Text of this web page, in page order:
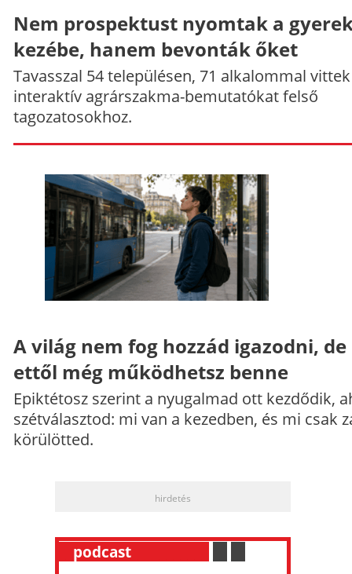
Nem prospektust nyomtak a
kezébe, hanem bevonták őket
Tavasszal 54 településen, 71 alkalommal vittek
interaktív agrárszakma-bemutatókat felső
tagozatosokhoz.
A világ nem fog hozzád igazodni, de
ettől még működhetsz benne
Epiktétosz szerint a nyugalmad ott kezdődik,
szétválasztod: mi van a kezedben, és mi csak
körülötted.
hirdetés
podcast